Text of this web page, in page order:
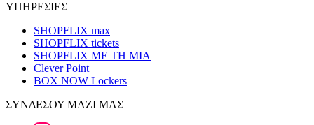
ΥΠΗΡΕΣΙΕΣ
SHOPFLIX max
SHOPFLIX tickets
SHOPFLIX ΜΕ ΤΗ ΜΙΑ
Clever Point
BOX NOW Lockers
ΣΥΝΔΕΣΟΥ ΜΑΖΙ ΜΑΣ